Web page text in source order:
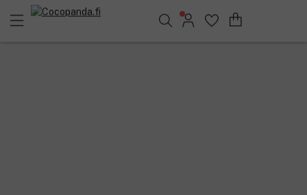
Löydä suosikkisi 25.512 tuotteen joukosta..